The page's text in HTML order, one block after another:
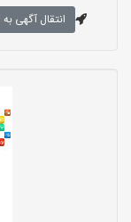
انتقال آگهی